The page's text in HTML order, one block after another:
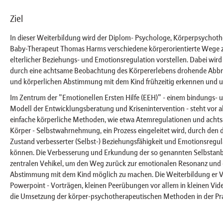
Ziel
In dieser Weiterbildung wird der Diplom- Psychologe,
Baby-Therapeut Thomas Harms verschiedene körperorientierte Wege
elterlicher Beziehungs- und Emotionsregulation vorstellen. Dabei wird
durch eine achtsame Beobachtung des Körpererlebens drohende
und körperlichen Abstimmung mit dem Kind frühzeitig erkennen und
Im Zentrum der "Emotionellen Ersten Hilfe (EEH)" - einem bindungs-
Modell der Entwicklungsberatung und Krisenintervention - steht vor
einfache körperliche Methoden, wie etwa Atemregulationen und
Körper - Selbstwahrnehmung, ein Prozess eingeleitet wird, durch den
Zustand verbesserter (Selbst-) Beziehungsfähigkeit und
können. Die Verbesserung und Erkundung der so genannten
zentralen Vehikel, um den Weg zurück zur emotionalen Resonanz
Abstimmung mit dem Kind möglich zu machen. Die Weiterbildung er
Powerpoint - Vorträgen, kleinen Peerübungen vor allem in kleinen
die Umsetzung der körper-psychotherapeutischen Methoden in der